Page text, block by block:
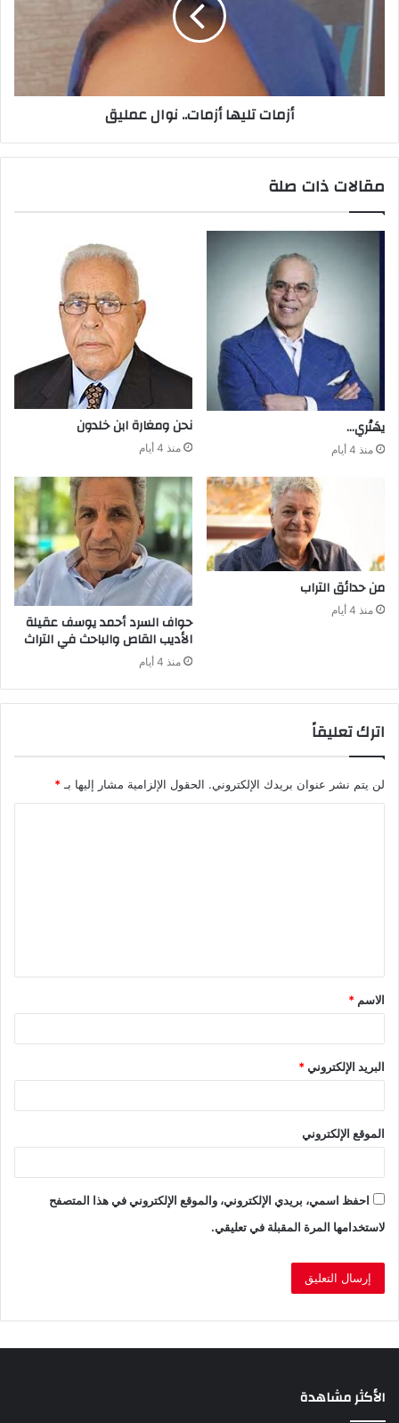
أزمات تليها أزمات.. نوال عمليق
مقالات ذات صلة
يهَتْري‭…‬
منذ 4 أيام
نحن‭ ‬ومغارة ابن‭ ‬خلدون
منذ 4 أيام
من‭ ‬حدائق‭ ‬التراب
منذ 4 أيام
‬الأديب‭ ‬القاص‭ ‬والباحث‭ ‬في‭ ‬التراث
منذ 4 أيام
اترك تعليقاً
لن يتم نشر عنوان بريدك الإلكتروني. الحقول الإلزامية مشار إليها بـ *
ق
*
الاسم *
البريد الإلكتروني*
الموقع الإلكتروني
احفظ اسمي، بريدي الإلكتروني، والموقع الإلكتروني في هذا المتصفح
لاستخدامها المرة المقبلة في تعليقي.
الأكثر مشاهدة